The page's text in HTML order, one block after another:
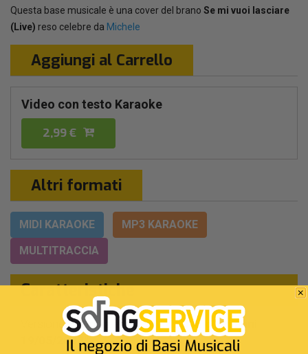
Questa base musicale è una cover del brano Se mi vuoi lasciare
(Live) reso celebre da Michele
Aggiungi al Carrello
Video con testo Karaoke
2,99 €
Altri formati
MIDI KARAOKE
MP3 KARAOKE
MULTITRACCIA
Caratteristiche
Versione: Ispirata a Live TV da "I migliori anni
19/05/2023"